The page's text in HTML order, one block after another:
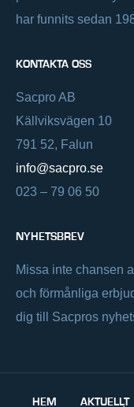
har funnits sedan
KONTAKTA OSS
Sacpro AB
Källviksvägen 10
791 52, Falun
info@sacpro.se
023 – 79 06 50
NYHETSBREV
Missa inte chansen
och förmånliga
dig till Sacpros
HEM AKTUELLT